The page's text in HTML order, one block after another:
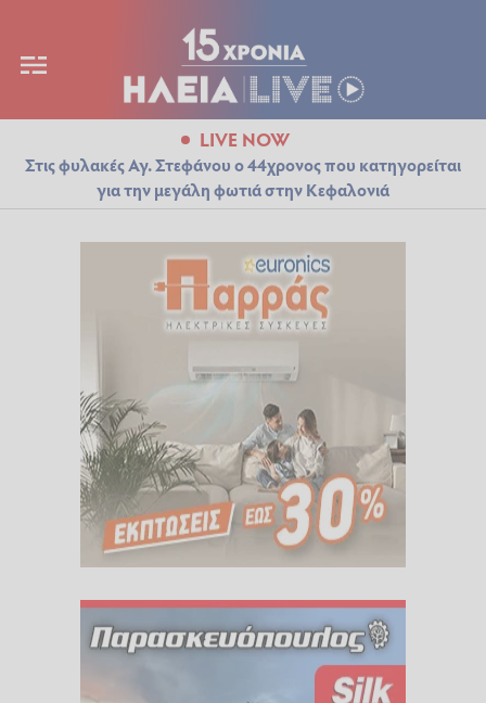
LIVE NOW
Στις φυλακές Αγ. Στεφάνου ο 44χρονος που κατηγορείται
για την μεγάλη φωτιά στην Κεφαλονιά